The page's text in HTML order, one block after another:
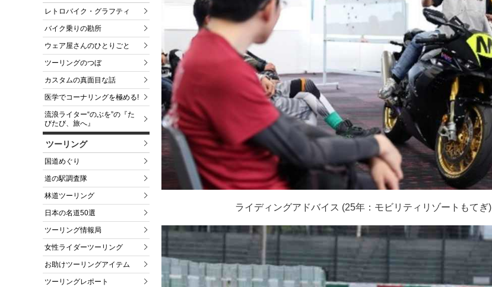
レトロバイク・グラフティ
バイク乗りの勘所
ウェア屋さんのひとりごと
ツーリングのつぼ
カスタムの真面目な話
医学でコーナリングを極める!
流浪ライター“のぶを”の『た
びたび、旅へ』
ツーリング
国道めぐり
道の駅調査隊
林道ツーリング
日本の名道50選
ツーリング情報局
女性ライダーツーリング
お助けツーリングアイテム
ツーリングレポート
ライディングアドバイス (25年：モビリティリゾートもてぎ)